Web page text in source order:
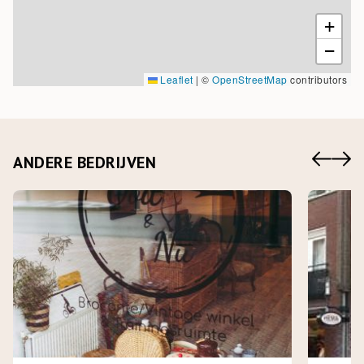
Daarom is automatiseren een belangrijk punt voor Folgert. “Ons
optimaal mogelijk inzetten. Ik heb een hekel aan briefjes heen en
weer schuiven. Het is 2018. Dat willen we niet meer en hoeft ook
niet meer. Maar we kunnen niet iedereen verplichten dezelfde
software te gebruiken, dus het gaat met vallen en opstaan.”
Waar?
Benu Apotheek Haren zit aan de Rijksstraatweg, in een pand dat al
ruim 40 jaar dienst doet als apotheek. Het filiaal behoort tot Benu
Groep: een Europees concern met een zelfstandige tak in
Nederland. De Benu Groep is weer eigendom van het Duitse
Phoenix International, een belangrijke speler in de farmaceutische
dienstverlening.
+
−
Leaflet | © OpenStreetMap contributors
ANDERE BEDRIJVEN